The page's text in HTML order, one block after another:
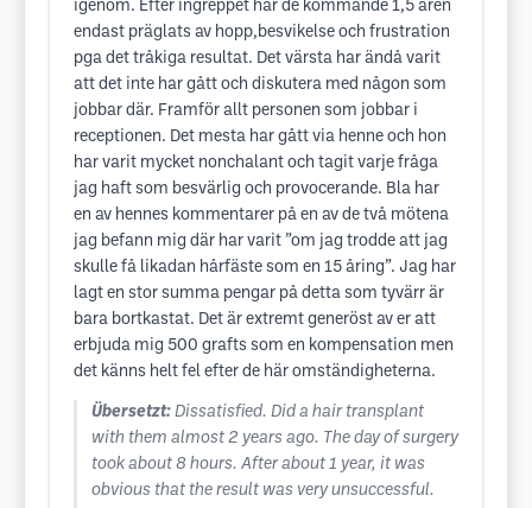
igenom. Efter ingreppet har de kommande 1,5 åren
endast präglats av hopp,besvikelse och frustration
pga det tråkiga resultat. Det värsta har ändå varit
att det inte har gått och diskutera med någon som
jobbar där. Framför allt personen som jobbar i
receptionen. Det mesta har gått via henne och hon
har varit mycket nonchalant och tagit varje fråga
jag haft som besvärlig och provocerande. Bla har
en av hennes kommentarer på en av de två mötena
jag befann mig där har varit ”om jag trodde att jag
skulle få likadan hårfäste som en 15 åring”. Jag har
lagt en stor summa pengar på detta som tyvärr är
bara bortkastat. Det är extremt generöst av er att
erbjuda mig 500 grafts som en kompensation men
det känns helt fel efter de här omständigheterna.
Übersetzt: Dissatisfied. Did a hair transplant
with them almost 2 years ago. The day of surgery
took about 8 hours. After about 1 year, it was
obvious that the result was very unsuccessful.